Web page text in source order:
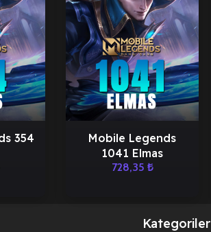
354
Mobile Legends
1041 Elmas
728,35 ₺
Kategoriler